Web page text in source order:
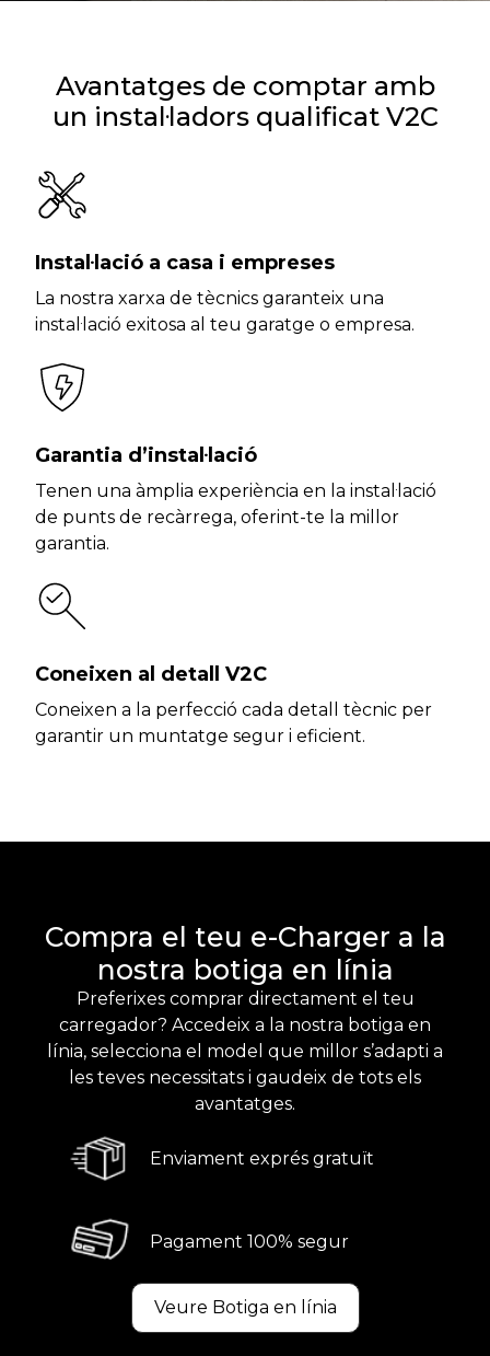
Avantatges de comptar amb
un instal·ladors qualificat V2C
Instal·lació a casa i empreses
La nostra xarxa de tècnics garanteix una
instal·lació exitosa al teu garatge o empresa.
Garantia d’instal·lació
Tenen una àmplia experiència en la instal·lació
de punts de recàrrega, oferint-te la millor
garantia.
Coneixen al detall V2C
Coneixen a la perfecció cada detall tècnic per
garantir un muntatge segur i eficient.
Compra el teu e-Charger a la
nostra botiga en línia
Preferixes comprar directament el teu
carregador? Accedeix a la nostra botiga en
línia, selecciona el model que millor s’adapti a
les teves necessitats i gaudeix de tots els
avantatges.
Enviament exprés gratuït
Pagament 100% segur
Veure Botiga en línia